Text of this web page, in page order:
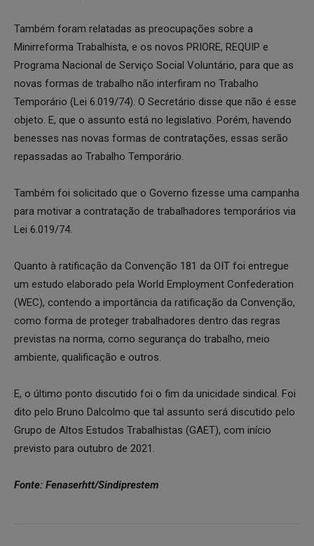
Também foram relatadas as preocupações sobre a
Minirreforma Trabalhista, e os novos PRIORE, REQUIP e
Programa Nacional de Serviço Social Voluntário, para que as
novas formas de trabalho não interfiram no Trabalho
Temporário (Lei 6.019/74). O Secretário disse que não é esse
objeto. E, que o assunto está no legislativo. Porém, havendo
benesses nas novas formas de contratações, essas serão
repassadas ao Trabalho Temporário.
Também foi solicitado que o Governo fizesse uma campanha
para motivar a contratação de trabalhadores temporários via
Lei 6.019/74.
Quanto à ratificação da Convenção 181 da OIT foi entregue
um estudo elaborado pela World Employment Confederation
(WEC), contendo a importância da ratificação da Convenção,
como forma de proteger trabalhadores dentro das regras
previstas na norma, como segurança do trabalho, meio
ambiente, qualificação e outros.
E, o último ponto discutido foi o fim da unicidade sindical. Foi
dito pelo Bruno Dalcolmo que tal assunto será discutido pelo
Grupo de Altos Estudos Trabalhistas (GAET), com início
previsto para outubro de 2021.
Fonte: Fenaserhtt/Sindiprestem